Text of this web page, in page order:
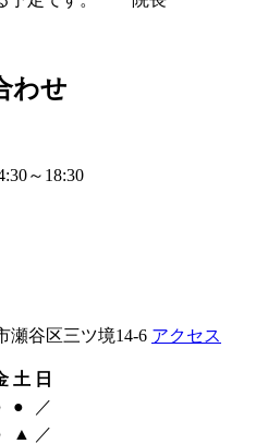
わせ
～18:30
瀬谷区三ツ境14-6 アクセス
土 日
●
／
▲ ／